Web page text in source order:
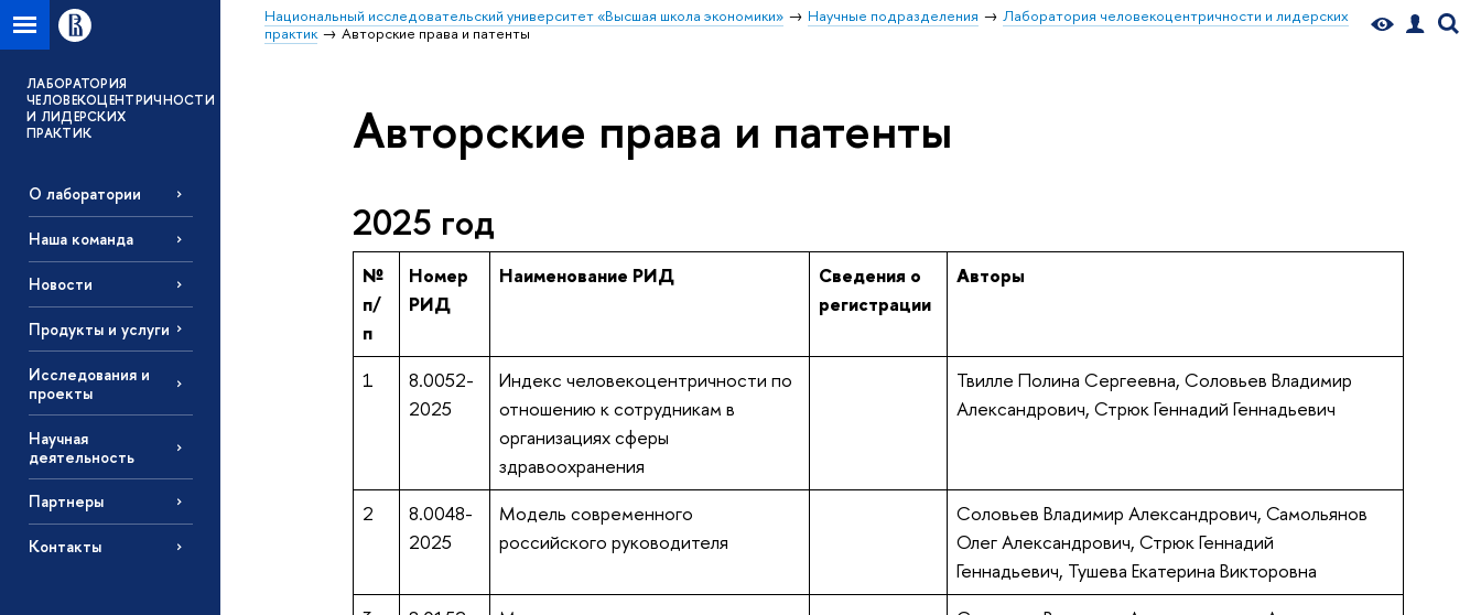
Национальный исследовательский университет «Высшая школа экономики» Научные подразделения
Лаборатория человекоцентричности и лидерских
практик
Авторские права и патенты
ЛАБОРАТОРИЯ
ЧЕЛОВЕКОЦЕНТРИЧНОСТИ
И ЛИДЕРСКИХ
ПРАКТИК
О лаборатории
Наша команда
Новости
Продукты и услуги
Исследования и
проекты
Научная
деятельность
Партнеры
Контакты
Авторские права и патенты
2025 год
№
п/
п
Номер
РИД
Наименование РИД
Сведения о
регистрации
Авторы
1
8.0052-
2025
Индекс человекоцентричности по
отношению к сотрудникам в
организациях сферы
здравоохранения
Твилле Полина Сергеевна, Соловьев Владимир
Александрович, Стрюк Геннадий Геннадьевич
2
8.0048-
2025
Модель современного
российского руководителя
Соловьев Владимир Александрович, Самольянов
Олег Александрович, Стрюк Геннадий
Геннадьевич, Тушева Екатерина Викторовна